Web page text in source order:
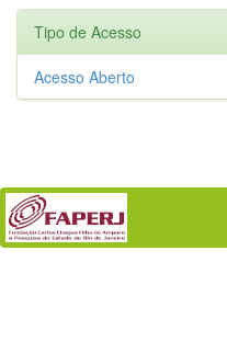
Tipo de Acesso
Acesso Aberto